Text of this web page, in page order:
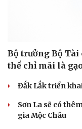
Bộ trưởng Bộ
thể chỉ mãi là
Đắk Lắk triển
Sơn La sẽ có
gia Mộc Châu